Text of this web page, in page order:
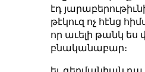
էդ
թէկուզ ոչ հէնց
որ աւելի թանկ ես
բնականաբար։